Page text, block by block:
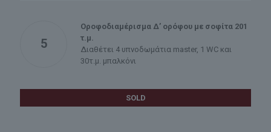
5
Οροφοδιαμέρισμα Δ’ ορόφου με σοφίτα 201
τ.μ.
Διαθέτει 4 υπνοδωμάτια master, 1 WC και
30τ.μ. μπαλκόνι
SOLD